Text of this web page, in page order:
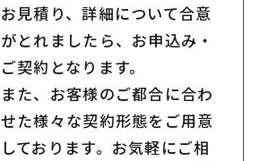
お見積り、詳細について合意
がとれましたら、お申込み・
ご契約となります。
また、お客様のご都合に合わ
せた様々な契約形態をご用意
しております。お気軽にご相